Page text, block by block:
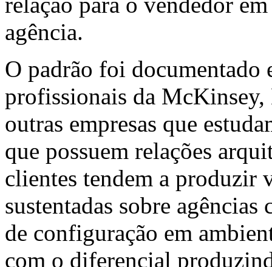
agência.
O padrão foi documentado
profissionais da
outras empresas que
que possuem relações
clientes tendem a produzir
sustentadas sobre
de configuração em
com o diferencial